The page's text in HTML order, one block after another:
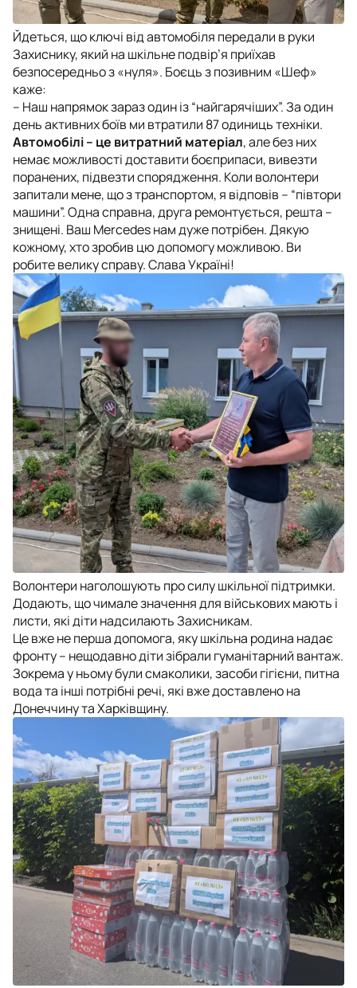
Йдеться, що ключі від автомобіля передали в руки
Захиснику, який на шкільне подвір’я приїхав
безпосередньо з «нуля». Боєць з позивним «Шеф»
каже:
– Наш напрямок зараз один із “найгарячіших”. За один
день активних боїв ми втратили 87 одиниць техніки.
Автомобілі – це витратний матеріал, але без них
немає можливості доставити боєприпаси, вивезти
поранених, підвезти спорядження. Коли волонтери
запитали мене, що з транспортом, я відповів – “півтори
машини”. Одна справна, друга ремонтується, решта –
знищені. Ваш Mercedes нам дуже потрібен. Дякую
кожному, хто зробив цю допомогу можливою. Ви
робите велику справу. Слава Україні!
Волонтери наголошують про силу шкільної підтримки.
Додають, що чимале значення для військових мають і
листи, які діти надсилають Захисникам.
Це вже не перша допомога, яку шкільна родина надає
фронту – нещодавно діти зібрали гуманітарний вантаж.
Зокрема у ньому були смаколики, засоби гігієни, питна
вода та інші потрібні речі, які вже доставлено на
Донеччину та Харківщину.